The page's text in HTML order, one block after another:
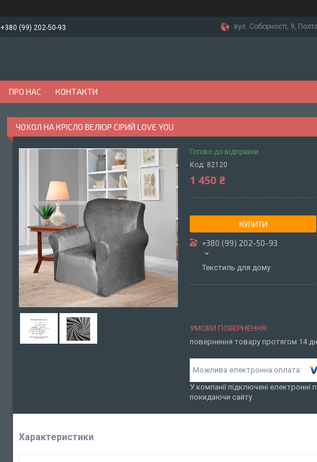
+380 (99) 202-50-93 вул. Соборності, 9,
ПРО НАС КОНТАКТИ
ЧОХОЛ НА КРІСЛО ВЕЛЮР СІРИЙ LOVE YOU
Готово до відправки
Код: 82120
1 450 ₴
КУПИТИ
+380 (99) 202-50-93
Текстиль для дому
повернення товару протягом 14
У компанії підключені
покидаючи сайту.
Характеристики